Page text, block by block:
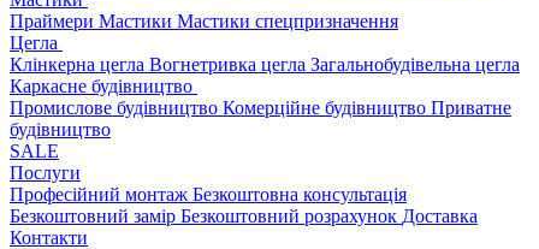
Праймери Мастики Мастики спецпризначення
Цегла
Клінкерна цегла Вогнетривка цегла Загальнобудівельна цегла
Каркасне будівництво
Промислове будівництво Комерційне будівництво Приватне
будівництво
SALE
Послуги
Професійний монтаж Безкоштовна консультація
Безкоштовний замір Безкоштовний розрахунок Доставка
Контакти